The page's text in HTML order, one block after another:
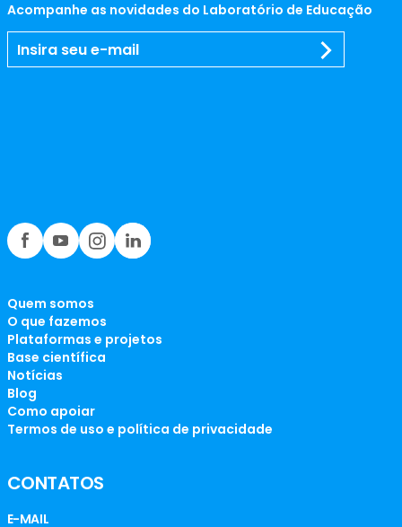
Acompanhe as novidades do Laboratório de Educação
Quem somos
O que fazemos
Plataformas e projetos
Base científica
Notícias
Blog
Como apoiar
Termos de uso e política de privacidade
CONTATOS
E-MAIL